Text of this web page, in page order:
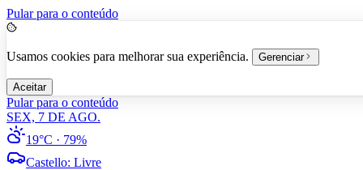
Pular para o conteúdo
Usamos cookies para melhorar sua experiência. Gerenciar
Aceitar
Pular para o conteúdo
SEX, 7 DE AGO.
19°C · 79%
Castello: Livre